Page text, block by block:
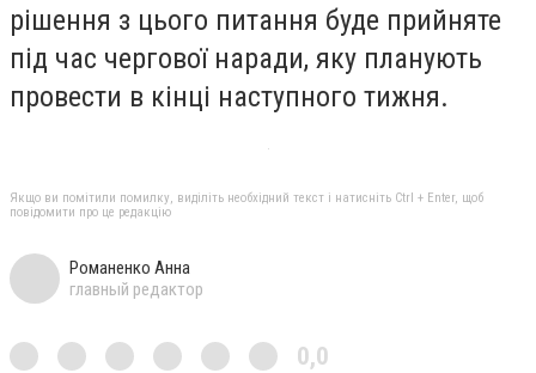
рішення з цього питання буде прийняте
під час чергової наради, яку планують
провести в кінці наступного тижня.
Якщо ви помітили помилку, виділіть необхідний текст і натисніть Ctrl + Enter, щоб
повідомити про це редакцію
Романенко Анна
главный редактор
0,0